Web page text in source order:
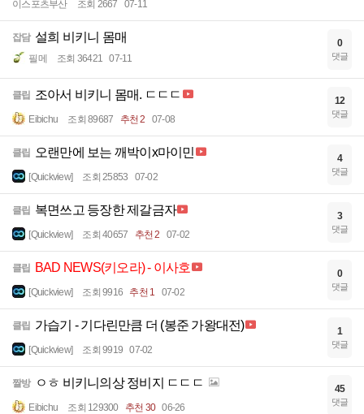
이스포츠부산 조회 2667 07-11
잡담 설희 비키니 몸매
필메 조회 36421 07-11
0
댓글
클립 조아서 비키니 몸매. ㄷㄷㄷ
Eibichu 조회 89687 추천 2 07-08
12
댓글
클립 오랜만에 보는 깨박이x마이민
[Quickview] 조회 25853 07-02
4
댓글
클립 복면쓰고 등장한 제갈금자
[Quickview] 조회 40657 추천 2 07-02
3
댓글
클립 BAD NEWS(키오라) - 이사호
[Quickview] 조회 9916 추천 1 07-02
0
댓글
클립 가습기 - 기다린만큼 더 (봉준 가왕대전)
[Quickview] 조회 9919 07-02
1
댓글
짤방 ㅇㅎ 비키니의상 정비지 ㄷㄷㄷ
Eibichu 조회 129300 추천 30 06-26
45
댓글